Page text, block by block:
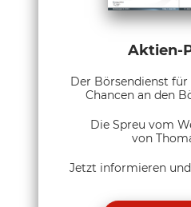
Aktien-
Der Börsendienst
Chancen an den
Die Spreu vom
von
Jetzt informieren